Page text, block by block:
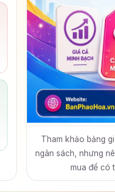
Tham khảo bảng
ngân sách, nhưng
mua để có